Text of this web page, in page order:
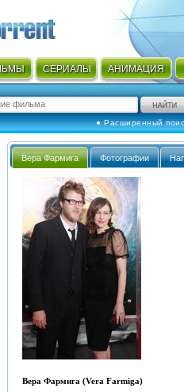
СЕРИАЛЫ АНИМАЦИЯ
● Расширенный
Вера Фармига Фотографии
Вера Фармига (Vera Farmiga)